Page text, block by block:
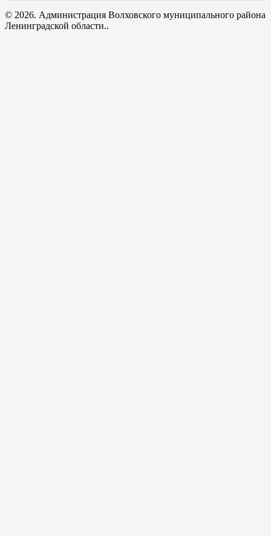
© 2026. Администрация Волховского муниципального района
Ленинградской области..